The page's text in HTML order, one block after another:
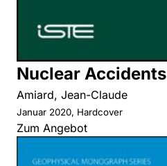
Nuclear Accidents
Amiard, Jean-Claude
Januar 2020, Hardcover
Zum Angebot